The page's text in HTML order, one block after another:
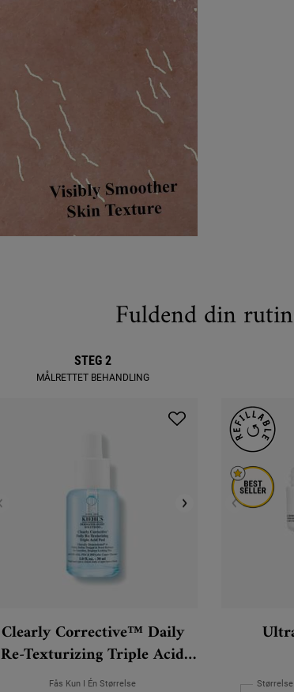
Fuldend din
STEG 2
MÅLRETTET BEHANDLING
Clearly Corrective™ Daily
Re-Texturizing Triple Acid
Peel
Fås Kun I Én Størrelse Størrelse